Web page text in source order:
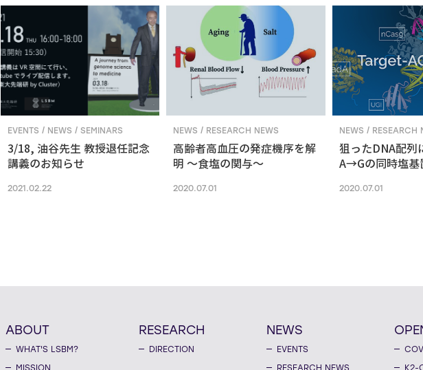
EVENTS / NEWS / SEMINARS
3/18, 油谷先生 教授退任記念
講義のお知らせ
2021.02.22
NEWS / RESEARCH NEWS
高齢者高血圧の発症機序を解
明 ～食塩の関与～
2020.07.01
NEWS / RESEARCH
狙ったDNA配列
A→Gの同時塩基
2020.07.01
ABOUT
WHAT'S LSBM?
MISSION
RESEARCH
DIRECTION
NEWS
EVENTS
RESEARCH NEWS
K2-